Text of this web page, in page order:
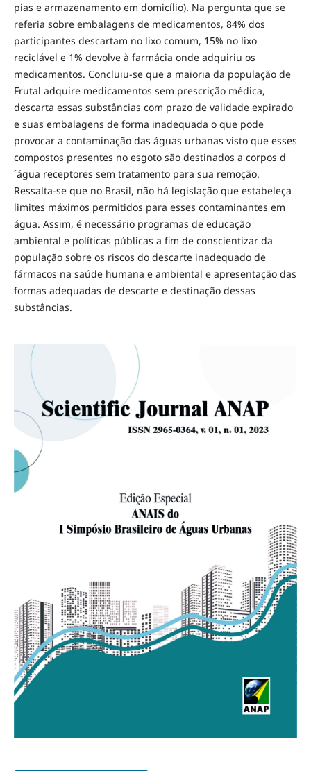
pias e armazenamento em domicílio). Na pergunta que se
referia sobre embalagens de medicamentos, 84% dos
participantes descartam no lixo comum, 15% no lixo
reciclável e 1% devolve à farmácia onde adquiriu os
medicamentos. Concluiu-se que a maioria da população de
Frutal adquire medicamentos sem prescrição médica,
descarta essas substâncias com prazo de validade expirado
e suas embalagens de forma inadequada o que pode
provocar a contaminação das águas urbanas visto que esses
compostos presentes no esgoto são destinados a corpos d
´água receptores sem tratamento para sua remoção.
Ressalta-se que no Brasil, não há legislação que estabeleça
limites máximos permitidos para esses contaminantes em
água. Assim, é necessário programas de educação
ambiental e políticas públicas a fim de conscientizar da
população sobre os riscos do descarte inadequado de
fármacos na saúde humana e ambiental e apresentação das
formas adequadas de descarte e destinação dessas
substâncias.